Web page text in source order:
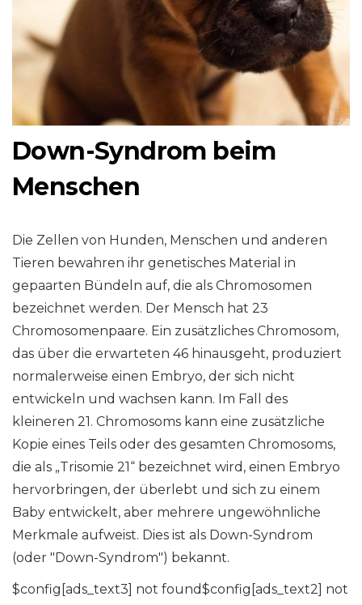
Down-Syndrom beim
Menschen
Die Zellen von Hunden, Menschen und anderen
Tieren bewahren ihr genetisches Material in
gepaarten Bündeln auf, die als Chromosomen
bezeichnet werden. Der Mensch hat 23
Chromosomenpaare. Ein zusätzliches Chromosom,
das über die erwarteten 46 hinausgeht, produziert
normalerweise einen Embryo, der sich nicht
entwickeln und wachsen kann. Im Fall des
kleineren 21. Chromosoms kann eine zusätzliche
Kopie eines Teils oder des gesamten Chromosoms,
die als „Trisomie 21“ bezeichnet wird, einen Embryo
hervorbringen, der überlebt und sich zu einem
Baby entwickelt, aber mehrere ungewöhnliche
Merkmale aufweist. Dies ist als Down-Syndrom
(oder "Down-Syndrom") bekannt.
$config[ads_text3] not found$config[ads_text2] not